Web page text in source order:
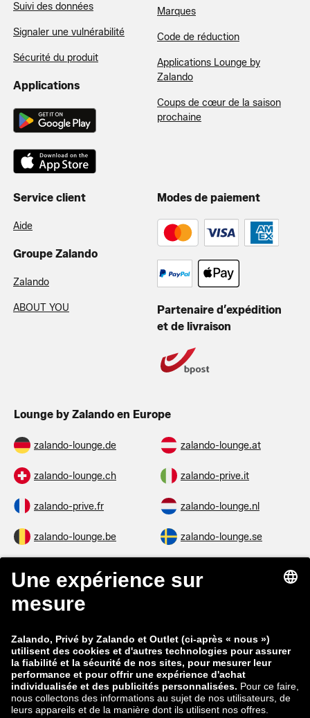
Suivi des données
Signaler une vulnérabilité
Sécurité du produit
Applications
Marques
Code de réduction
Applications Lounge by
Zalando
Coups de cœur de la saison
prochaine
Service client
Aide
Groupe Zalando
Zalando
ABOUT YOU
Modes de paiement
Partenaire d’expédition
et de livraison
Lounge by Zalando en Europe
zalando-lounge.de zalando-lounge.at
zalando-lounge.ch zalando-prive.it
zalando-prive.fr zalando-lounge.nl
zalando-lounge.be zalando-lounge.se
zalando-lounge.co.uk
zalando-lounge.lt zalando-lounge.sk
zalando-lounge.ro zalando-lounge.hr